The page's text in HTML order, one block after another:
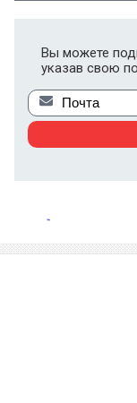
Вы можете
указав свою